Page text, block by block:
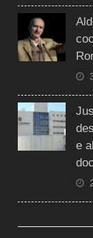
e